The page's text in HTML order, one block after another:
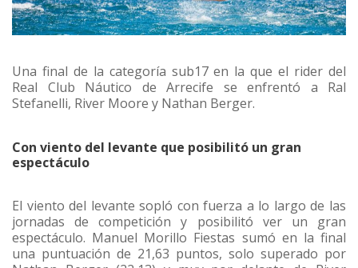
Una final de la categoría sub17 en la que el rider del
Real Club Náutico de Arrecife se enfrentó a Ral
Stefanelli, River Moore y Nathan Berger.
Con viento del levante que posibilitó un gran
espectáculo
El viento del levante sopló con fuerza a lo largo de las
jornadas de competición y posibilitó ver un gran
espectáculo. Manuel Morillo Fiestas sumó en la final
una puntuación de 21,63 puntos, solo superado por